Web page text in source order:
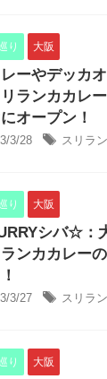
り 大阪
レーやデッカ
ランカカレ
オープン！
3/28 スリラ
り 大阪
シバ☆：
ンカカレー
3/27 スリラ
り 大阪